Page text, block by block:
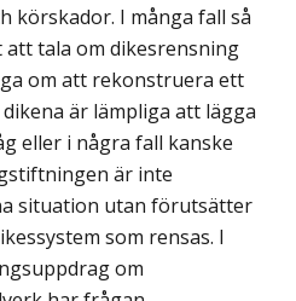
körskador. I många fall så
tala om dikesrensning
om att rekonstruera ett
är lämpliga att lägga
eller i några fall kanske
är inte
situation utan förutsätter
som rensas. I
om